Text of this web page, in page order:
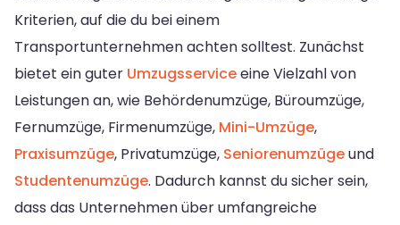
Kriterien, auf die du bei einem
Transportunternehmen achten solltest. Zunächst
bietet ein guter Umzugsserviceeine Vielzahl von
Leistungen an, wie Behördenumzüge, Büroumzüge,
Fernumzüge, Firmenumzüge, Mini-Umzüge,
Praxisumzüge, Privatumzüge, Seniorenumzügeund
Studentenumzüge. Dadurch kannst du sicher sein,
dass das Unternehmen über umfangreiche